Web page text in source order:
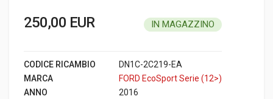
250,00 EUR IN MAGAZZINO
CODICE RICAMBIO
DN1C-2C219-EA
MARCA
FORD EcoSport Serie (12>)
ANNO
2016